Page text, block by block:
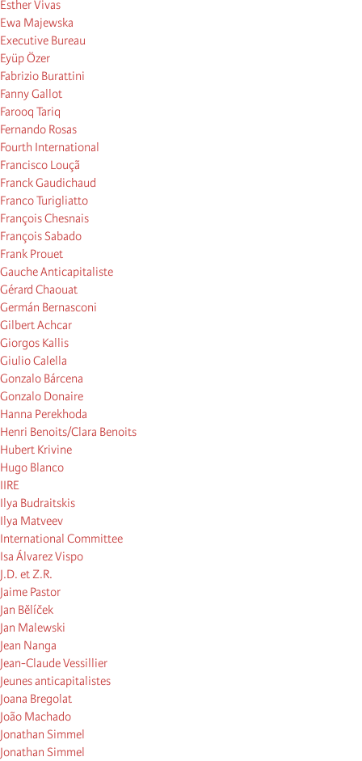
Esther Vivas
Ewa Majewska
Executive Bureau
Eyüp Özer
Fabrizio Burattini
Fanny Gallot
Farooq Tariq
Fernando Rosas
Fourth International
Francisco Louçã
Franck Gaudichaud
Franco Turigliatto
François Chesnais
François Sabado
Frank Prouet
Gauche Anticapitaliste
Gérard Chaouat
Germán Bernasconi
Gilbert Achcar
Giorgos Kallis
Giulio Calella
Gonzalo Bárcena
Gonzalo Donaire
Hanna Perekhoda
Henri Benoits/Clara Benoits
Hubert Krivine
Hugo Blanco
IIRE
Ilya Budraitskis
Ilya Matveev
International Committee
Isa Álvarez Vispo
J.D. et Z.R.
Jaime Pastor
Jan Bělíček
Jan Malewski
Jean Nanga
Jean-Claude Vessillier
Jeunes anticapitalistes
Joana Bregolat
João Machado
Jonathan Simmel
Jonathan Simmel